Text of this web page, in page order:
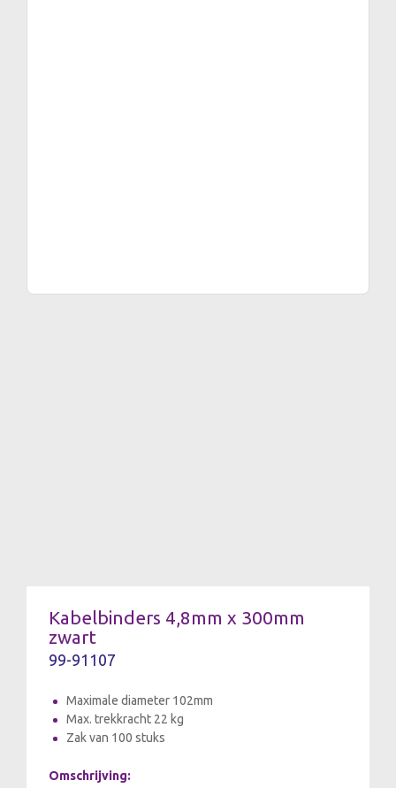
Kabelbinders 4,8mm x 300mm
zwart
99-91107
Maximale diameter 102mm
Max. trekkracht 22 kg
Zak van 100 stuks
Omschrijving: